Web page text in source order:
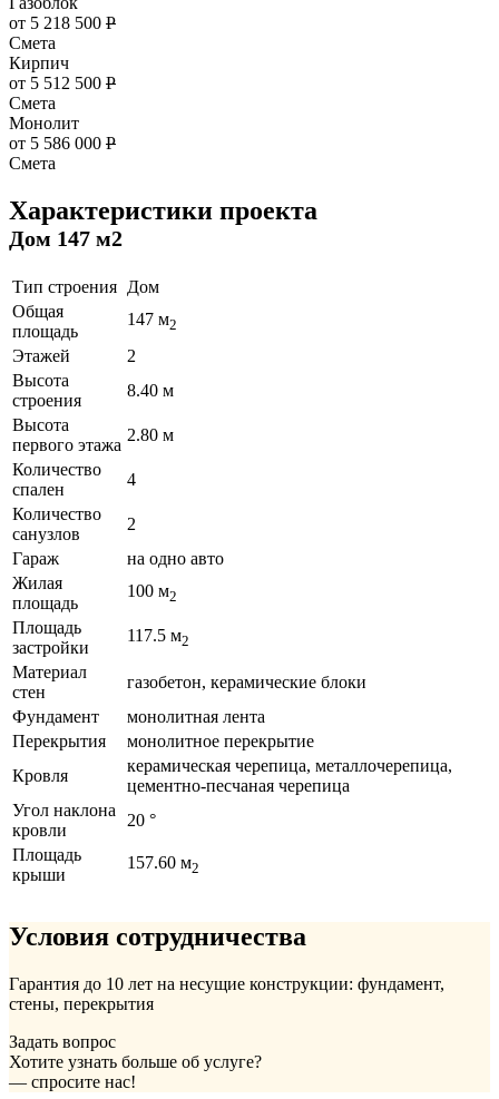
от 5 218 500 Р
Смета
Кирпич
от 5 512 500 Р
Смета
Монолит
от 5 586 000 Р
Смета
Характеристики проекта
Дом 147 м2
Тип строения Дом
Общая
площадь
147 м2
Этажей
2
Высота
строения
8.40 м
Высота
первого этажа
2.80 м
Количество
спален
4
Количество
санузлов
2
Гараж
на одно авто
Жилая
площадь
100 м2
Площадь
застройки
117.5 м2
Материал
стен
газобетон, керамические блоки
Фундамент
монолитная лента
Перекрытия
монолитное перекрытие
Кровля
керамическая черепица, металлочерепица,
цементно-песчаная черепица
Угол наклона
кровли
20 °
Площадь
крыши
157.60 м2
Условия сотрудничества
Гарантия до 10 лет на несущие конструкции: фундамент,
стены, перекрытия
Задать вопрос
Хотите узнать больше об услуге?
— спросите нас!